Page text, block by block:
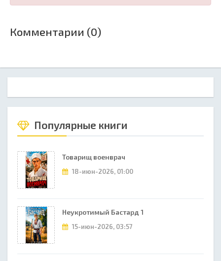
Комментарии (0)
Популярные книги
Товарищ военврач
18-июн-2026, 01:00
Неукротимый Бастард 1
15-июн-2026, 03:57